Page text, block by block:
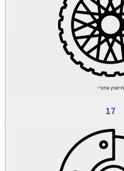
חישוק אחורי
17